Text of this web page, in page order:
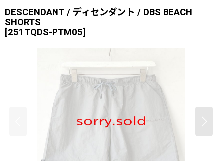
DESCENDANT / ディセンダント / DBS BEACH
SHORTS
[251TQDS-PTM05]